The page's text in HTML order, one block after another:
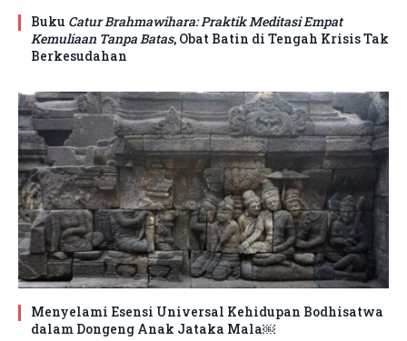
Buku Catur Brahmawihara: Praktik Meditasi Empat
Kemuliaan Tanpa Batas, Obat Batin di Tengah Krisis Tak
Berkesudahan
Menyelami Esensi Universal Kehidupan Bodhisatwa
dalam Dongeng Anak Jataka Mala￼